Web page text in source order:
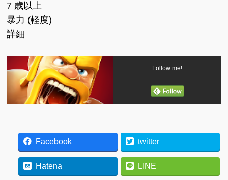
7 歳以上
暴力 (軽度)
詳細
Follow me!
Facebook twitter
Hatena LINE